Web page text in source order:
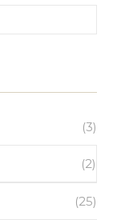
(3)
(2)
(25)